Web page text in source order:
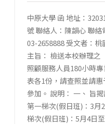
中原大學 函 地址：
號 聯絡人：陳韻心 聯絡
03-2658888 受文者：
主旨： 檢送本校辦理之
照顧服務人員180小時
表各1份，請查照並請
參加。 說明： 一、 旨
第一梯次(假日班)：3月
梯次(假日班)：5月4日